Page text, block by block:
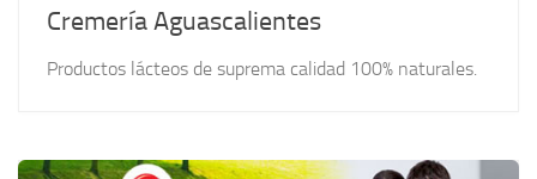
Cremería Aguascalientes
Productos lácteos de suprema calidad 100% naturales.